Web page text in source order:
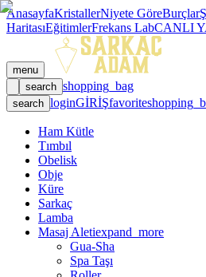
AnasayfaKristallerNiyete GöreBurçlar
HaritasıEğitimlerFrekans LabCANLI
menu
search shopping_bag
search loginGİRİŞfavorite
Ham Kütle
Tımbıl
Obelisk
Obje
Küre
Sarkaç
Lamba
Masaj Aletiexpand_more
Gua-Sha
Spa Taşı